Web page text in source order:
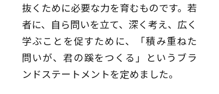
抜くために必要な力を育むものです。若
者に、自ら問いを立て、深く考え、広く
学ぶことを促すために、「積み重ねた
問いが、君の蹊をつくる」というブラ
ンドステートメントを定めました。